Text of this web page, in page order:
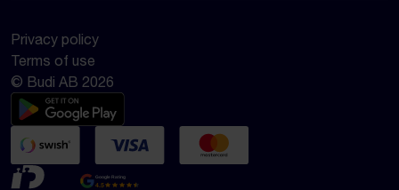
Google Rating
4.5
Privacy policy
Terms of use
© Budi AB 2026